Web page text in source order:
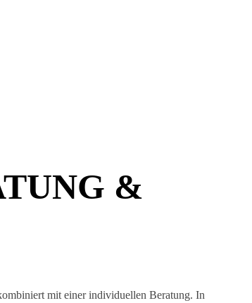
&
mit einer individuellen Beratung. In